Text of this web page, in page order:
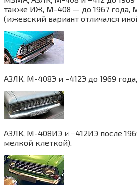
также ИЖ, М-408 — до 1967 года,
(ижевский вариант отличался
АЗЛК, М-408Э и −412Э до 1969
АЗЛК, М-408ИЭ и −412ИЭ после
мелкой клеткой).